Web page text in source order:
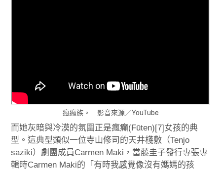
瘋癲族。 影音來源／YouTube
而她灰暗與冷漠的氛圍正是瘋癲(Fūten)[7]女孩的典
型。這典型類似一位寺山修司的天井棧敷（Tenjo
saziki）劇團成員Carmen Maki，當藤圭子發行專張專
輯時Carmen Maki的「有時我感覺像沒有媽媽的孩